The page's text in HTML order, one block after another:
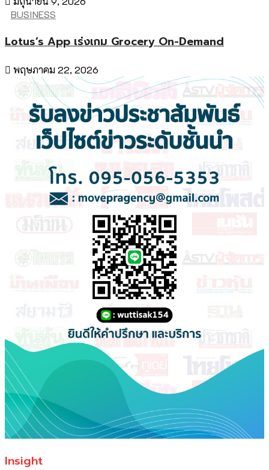
BUSINESS
Lotus’s App เร่งเกม Grocery On-Demand
พฤษภาคม 22, 2026
Insight